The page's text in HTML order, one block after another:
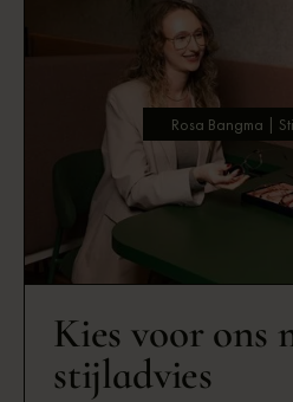
Kies voor ons
stijladvies
Rosa Bangma |